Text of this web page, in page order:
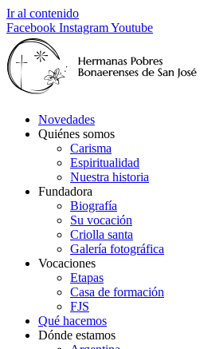
Ir al contenido
Facebook InstagramYoutube
Novedades
Quiénes somos
Carisma
Espiritualidad
Nuestra historia
Fundadora
Biografía
Su vocación
Criolla santa
Galería fotográfica
Vocaciones
Etapas
Casa de formación
FJS
Qué hacemos
Dónde estamos